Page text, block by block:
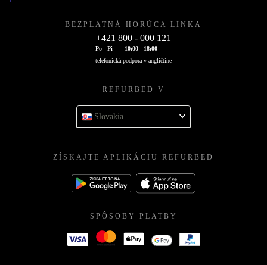
BEZPLATNÁ HORÚCA LINKA
+421 800 - 000 121
Po - Pi
10:00 - 18:00
telefonická podpora v angličtine
REFURBED V
Slovakia
ZÍSKAJTE APLIKÁCIU REFURBED
SPÔSOBY PLATBY